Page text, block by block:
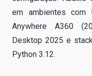
em ambientes com
Anywhere A360
Desktop 2025 e
Python 3.12.